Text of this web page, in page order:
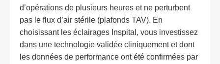
d’opérations de plusieurs heures et ne perturbent
pas le flux d’air stérile (plafonds TAV). En
choisissant les éclairages Inspital, vous investissez
dans une technologie validée cliniquement et dont
les données de performance ont été confirmées par